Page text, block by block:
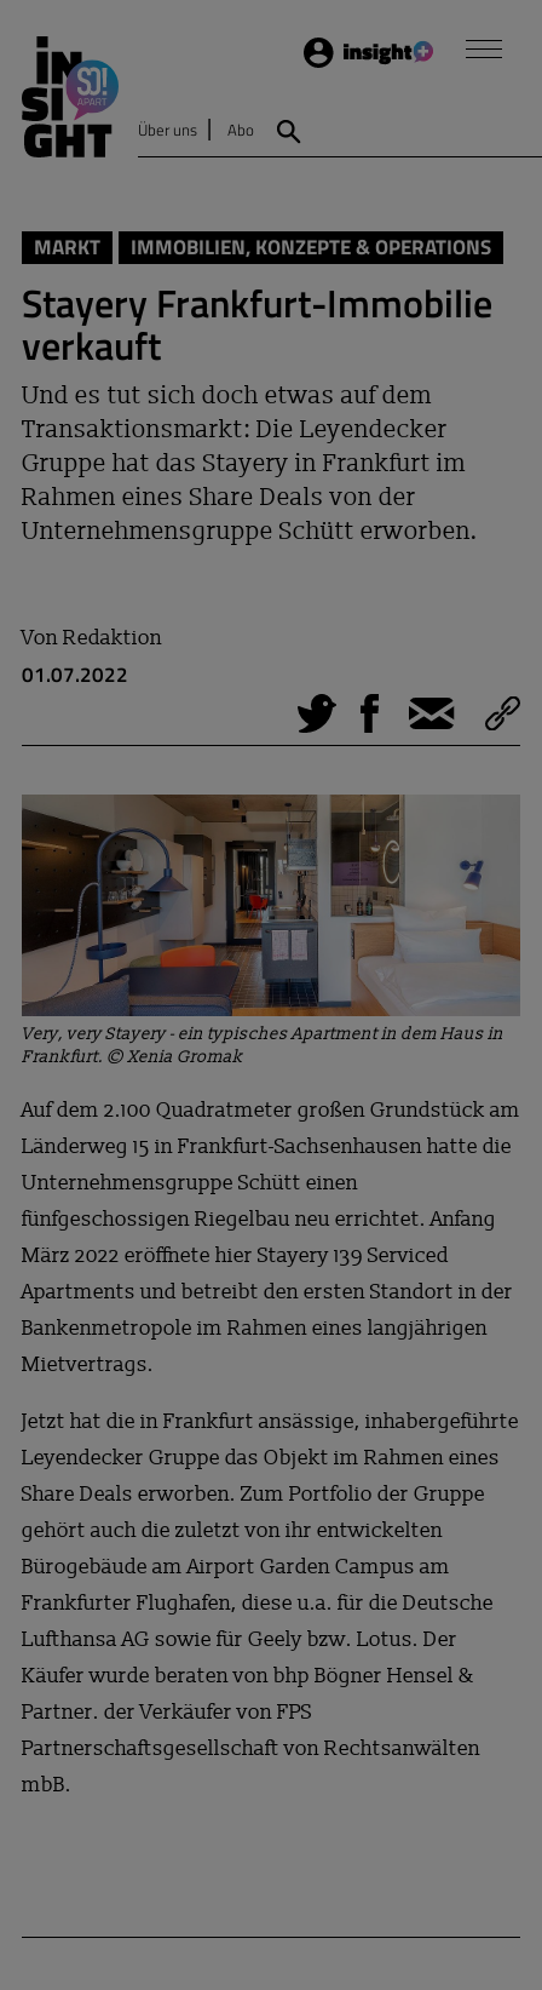
Login
Über uns Abo
MARKT IMMOBILIEN, KONZEPTE & OPERATIONS
Stayery Frankfurt-Immobilie
verkauft
Und es tut sich doch etwas auf dem
Transaktionsmarkt: Die Leyendecker
Gruppe hat das Stayery in Frankfurt im
Rahmen eines Share Deals von der
Unternehmensgruppe Schütt erworben.
VonRedaktion
01.07.2022
Tweet Facebook
E-Mail
Very, very Stayery - ein typisches Apartment in dem Haus in
Frankfurt. © Xenia Gromak
Auf dem 2.100 Quadratmeter großen Grundstück am
Länderweg 15 in Frankfurt-Sachsenhausen hatte die
Unternehmensgruppe Schütt einen
fünfgeschossigen Riegelbau neu errichtet. Anfang
März 2022 eröffnete hier Stayery 139 Serviced
Apartments und betreibt den ersten Standort in der
Bankenmetropole im Rahmen eines langjährigen
Mietvertrags.
Jetzt hat die in Frankfurt ansässige, inhabergeführte
Leyendecker Gruppe das Objekt im Rahmen eines
Share Deals erworben. Zum Portfolio der Gruppe
gehört auch die zuletzt von ihr entwickelten
Bürogebäude am Airport Garden Campus am
Frankfurter Flughafen, diese u.a. für die Deutsche
Lufthansa AG sowie für Geely bzw. Lotus. Der
Käufer wurde beraten von bhp Bögner Hensel &
Partner. der Verkäufer von FPS
Partnerschaftsgesellschaft von Rechtsanwälten
mbB.